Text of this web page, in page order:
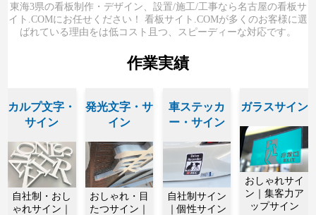
東海3県の看板制作・デザイン、設置/施工/工事なら名古屋の看板サ
イト.COMにお任せください！ 看板サイト.COMが多くのお客様に選
ばれている理由をは低コスト且つ、スピーディーな対応です。
作業実績
カルプ文字・
サイン
自社制・おし
ゃれサイン｜
発光文字・サ
イン
おしゃれ・目
たつサイン｜
車ステッカ
ー・サイン
自社制サイン
｜個性サイン
ガラスサイン
おしゃれサイ
ン｜集客力ア
ップサイン